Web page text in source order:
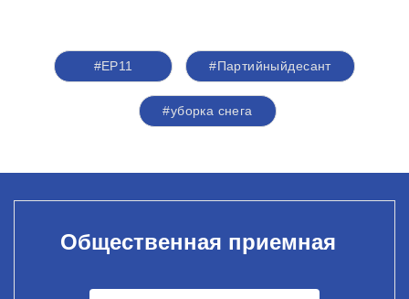
#ЕР11 #Партийныйдесант
#уборка снега
Общественная приемная